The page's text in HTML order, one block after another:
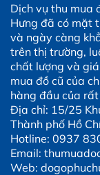
Dịch vụ thu mua
Hưng đã có mặt
và ngày càng
trên thị trường,
chất lượng và
mua đồ cũ của
hàng đầu của
Địa chỉ: 15/25
Thành phố Hồ
Hotline: 0937
Email:
Web: